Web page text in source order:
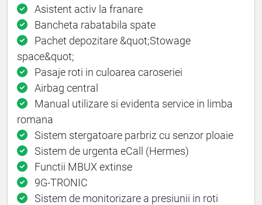
Asistent activ la franare
Bancheta rabatabila spate
Pachet depozitare &quot;Stowage
space&quot;
Pasaje roti in culoarea caroseriei
Airbag central
Manual utilizare si evidenta service in limba
romana
Sistem stergatoare parbriz cu senzor ploaie
Sistem de urgenta eCall (Hermes)
Functii MBUX extinse
9G-TRONIC
Sistem de monitorizare a presiunii in roti